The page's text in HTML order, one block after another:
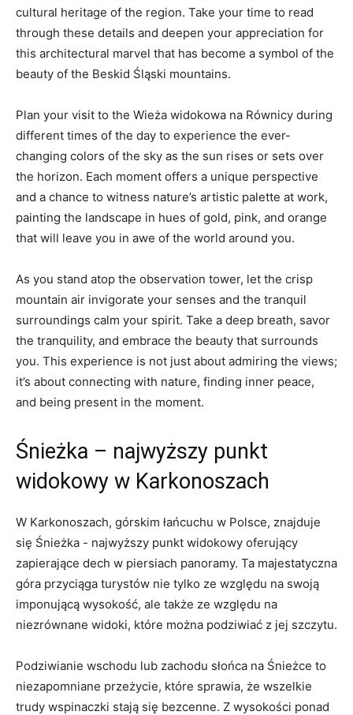
cultural heritage of the region. Take your time‍ to read
through these details and deepen your appreciation for
this architectural‍ marvel that has become a symbol ⁢of the ​
beauty of the Beskid Śląski​ mountains.
Plan your visit to the ⁢Wieża widokowa na Równicy during
different times⁤ of the ⁣day to experience ⁢the ever-
changing‍ colors of the sky as the sun rises or ⁤sets ⁣over
the horizon. Each moment offers a unique perspective⁤
and a chance ⁣to witness nature’s artistic palette at work,
painting⁣ the landscape in hues of gold, ⁤pink, and orange
that will leave you in⁣ awe ‌of the world around you.
As you stand⁣ atop the observation⁢ tower, let ⁣the crisp
mountain air‍ invigorate your senses and the tranquil
surroundings calm your spirit. Take a ⁤deep breath, savor
the tranquility, and embrace the⁣ beauty ​that surrounds
you. This experience is not just about‍ admiring the views;
it’s about‍ connecting with nature, finding ​inner peace,
and being ‌present ⁢in the moment.
Śnieżka – najwyższy punkt
widokowy ⁤w Karkonoszach
W Karkonoszach,‌ górskim łańcuchu w ⁣Polsce, znajduje
się Śnieżka -​ najwyższy punkt widokowy oferujący
zapierające‍ dech w piersiach panoramy. Ta majestatyczna
góra przyciąga turystów nie​ tylko ze względu na⁣ swoją
⁢imponującą wysokość, ale także ze względu na
niezrównane widoki, które można podziwiać⁣ z jej ⁢szczytu.
Podziwianie wschodu⁣ lub zachodu ⁤słońca na Śnieżce to
niezapomniane przeżycie,⁢ które⁢ sprawia, że wszelkie​
trudy wspinaczki stają się bezcenne. Z⁤ wysokości ponad